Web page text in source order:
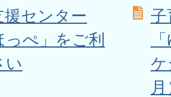
センター
っぺ」をご利
い
子
ケ